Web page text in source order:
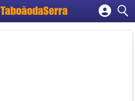
TaboãodaSerra
Cadastrar empresa